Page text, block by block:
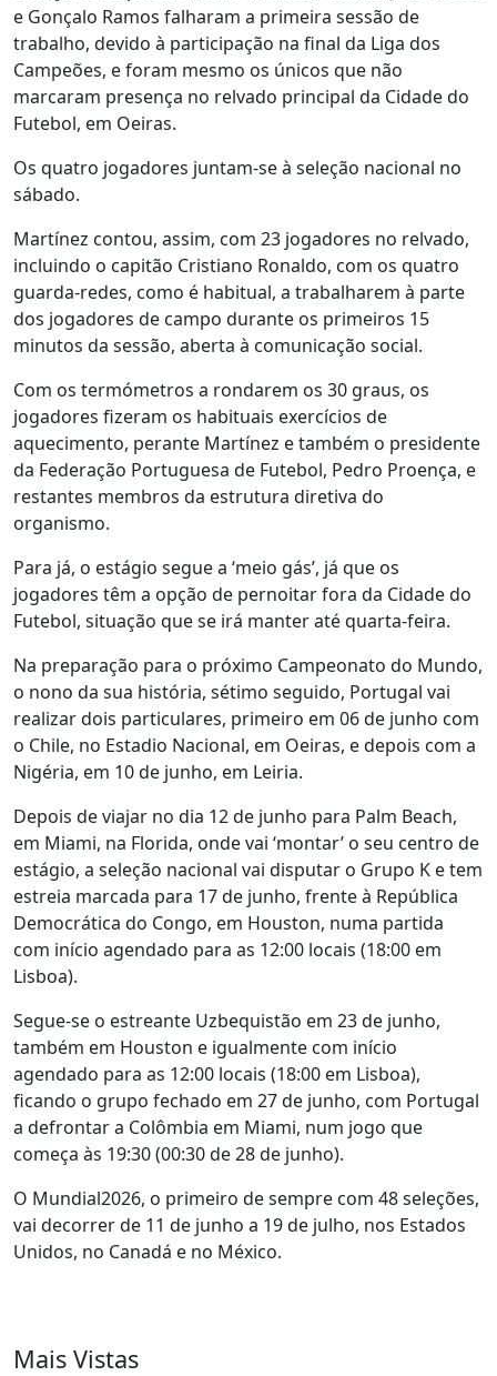
e Gonçalo Ramos falharam a primeira sessão de
trabalho, devido à participação na final da Liga dos
Campeões, e foram mesmo os únicos que não
marcaram presença no relvado principal da Cidade do
Futebol, em Oeiras.
Os quatro jogadores juntam-se à seleção nacional no
sábado.
Martínez contou, assim, com 23 jogadores no relvado,
incluindo o capitão Cristiano Ronaldo, com os quatro
guarda-redes, como é habitual, a trabalharem à parte
dos jogadores de campo durante os primeiros 15
minutos da sessão, aberta à comunicação social.
Com os termómetros a rondarem os 30 graus, os
jogadores fizeram os habituais exercícios de
aquecimento, perante Martínez e também o presidente
da Federação Portuguesa de Futebol, Pedro Proença, e
restantes membros da estrutura diretiva do
organismo.
Para já, o estágio segue a ‘meio gás’, já que os
jogadores têm a opção de pernoitar fora da Cidade do
Futebol, situação que se irá manter até quarta-feira.
Na preparação para o próximo Campeonato do Mundo,
o nono da sua história, sétimo seguido, Portugal vai
realizar dois particulares, primeiro em 06 de junho com
o Chile, no Estadio Nacional, em Oeiras, e depois com a
Nigéria, em 10 de junho, em Leiria.
Depois de viajar no dia 12 de junho para Palm Beach,
em Miami, na Florida, onde vai ‘montar’ o seu centro de
estágio, a seleção nacional vai disputar o Grupo K e tem
estreia marcada para 17 de junho, frente à República
Democrática do Congo, em Houston, numa partida
com início agendado para as 12:00 locais (18:00 em
Lisboa).
Segue-se o estreante Uzbequistão em 23 de junho,
também em Houston e igualmente com início
agendado para as 12:00 locais (18:00 em Lisboa),
ficando o grupo fechado em 27 de junho, com Portugal
a defrontar a Colômbia em Miami, num jogo que
começa às 19:30 (00:30 de 28 de junho).
O Mundial2026, o primeiro de sempre com 48 seleções,
vai decorrer de 11 de junho a 19 de julho, nos Estados
Unidos, no Canadá e no México.
Mais Vistas